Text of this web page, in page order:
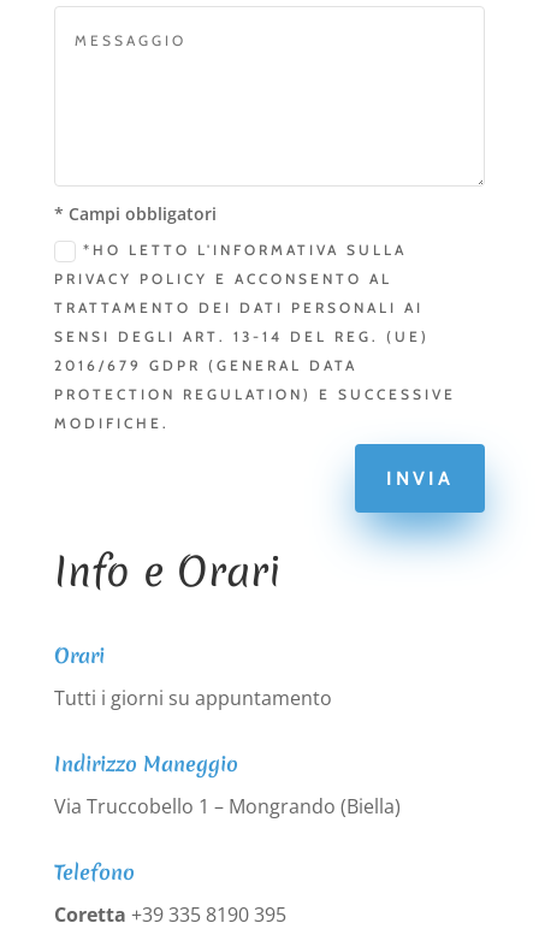
* Campi obbligatori
*HO LETTO L'INFORMATIVA SULLA
PRIVACY POLICY E ACCONSENTO AL
TRATTAMENTO DEI DATI PERSONALI AI
SENSI DEGLI ART. 13-14 DEL REG. (UE)
2016/679 GDPR (GENERAL DATA
PROTECTION REGULATION) E SUCCESSIVE
MODIFICHE.
INVIA
Info e Orari
Orari
Tutti i giorni su appuntamento
Indirizzo Maneggio
Via Truccobello 1 – Mongrando (Biella)
Telefono
Coretta +39 335 8190 395